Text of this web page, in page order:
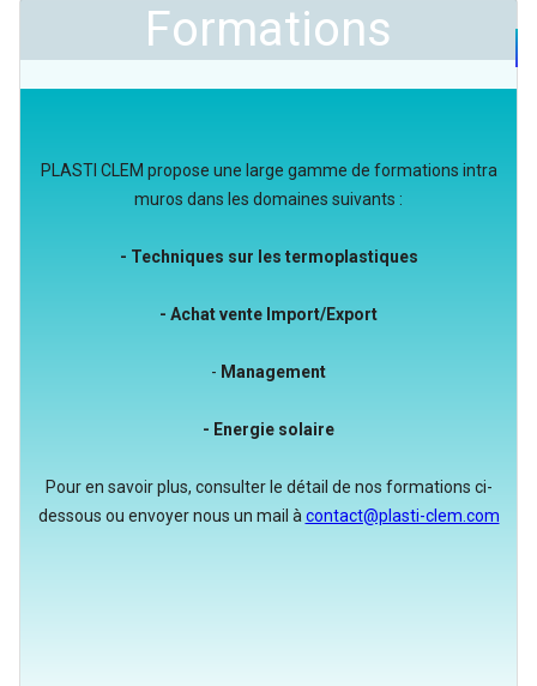
Formations
PLASTI CLEM propose une large gamme de formations intra
muros dans les domaines suivants :
- Techniques sur les termoplastiques
- Achat vente Import/Export
- Management
- Energie solaire
Pour en savoir plus, consulter le détail de nos formations ci-
dessous ou envoyer nous un mail à contact@plasti-clem.com